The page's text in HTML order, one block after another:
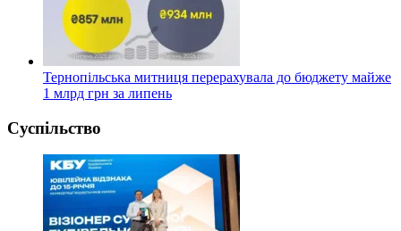
Тернопільська митниця перерахувала до бюджету майже
1 млрд грн за липень
Суспільство